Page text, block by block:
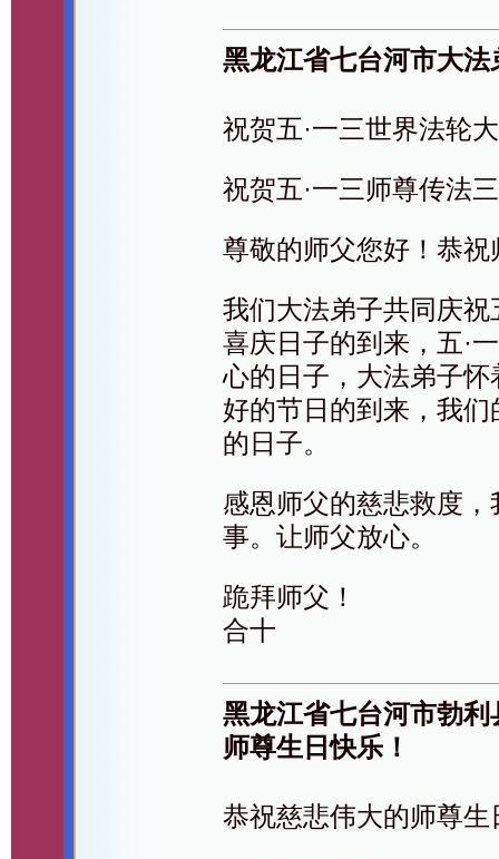
黑龙江省七台河市大
祝贺五·一三世界法轮
祝贺五·一三师尊传法
尊敬的师父您好！恭
我们大法弟子共同庆
喜庆日子的到来，五·
心的日子，大法弟子
好的节日的到来，我
的日子。
感恩师父的慈悲救度
事。让师父放心。
跪拜师父！
合十
黑龙江省七台河市勃
师尊生日快乐！
恭祝慈悲伟大的师尊生